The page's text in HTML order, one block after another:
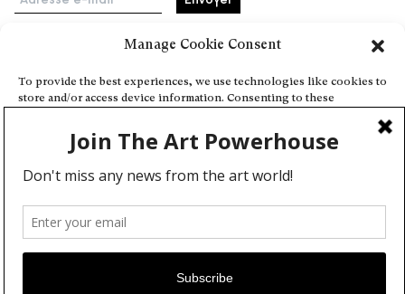
Manage Cookie Consent
To provide the best experiences, we use technologies like cookies to
store and/or access device information. Consenting to these
or unique IDs on this site. Not consenting or withdrawing consent,
may adversely affect certain features and functions.
Deny
View preferences
Adresse e-mail
Accueil
Événements
À propos
Partenaires
Contact
Conditions générales
Confidentialité et cookies
Communiquer votre événement